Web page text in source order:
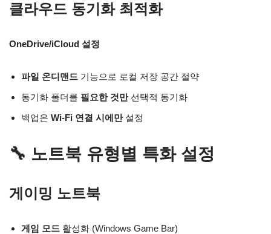
클라우드 동기화 최적화
OneDrive/iCloud 설정
파일 온디맨드 기능으로 로컬 저장 공간 절약
동기화 폴더를 필요한 것만선택적 동기화
백업은 Wi-Fi 연결 시에만설정
🔧 노트북 유형별 특화 설정
게이밍 노트북
게임 모드 활성화 (Windows Game Bar)